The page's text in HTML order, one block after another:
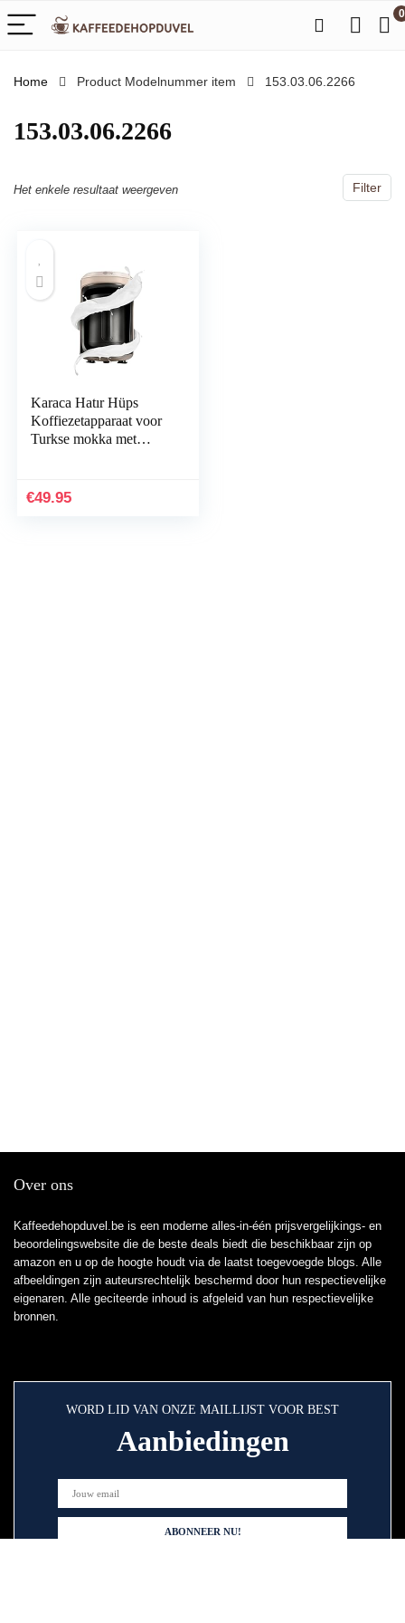
0
Home Product Modelnummer item ‎153.03.06.2266
‎153.03.06.2266
Filter
Het enkele resultaat weergeven
Karaca Hatır Hüps
Koffiezetapparaat voor
Turkse mokka met
ne, Turkse traditionele
€49.95
Over ons
Kaffeedehopduvel.be is een moderne alles-in-één prijsvergelijkings- en
beoordelingswebsite die de beste deals biedt die beschikbaar zijn op
amazon en u op de hoogte houdt via de laatst toegevoegde blogs. Alle
afbeeldingen zijn auteursrechtelijk beschermd door hun respectievelijke
eigenaren. Alle geciteerde inhoud is afgeleid van hun respectievelijke
bronnen.
WORD LID VAN ONZE MAILLIJST VOOR BEST
Aanbiedingen